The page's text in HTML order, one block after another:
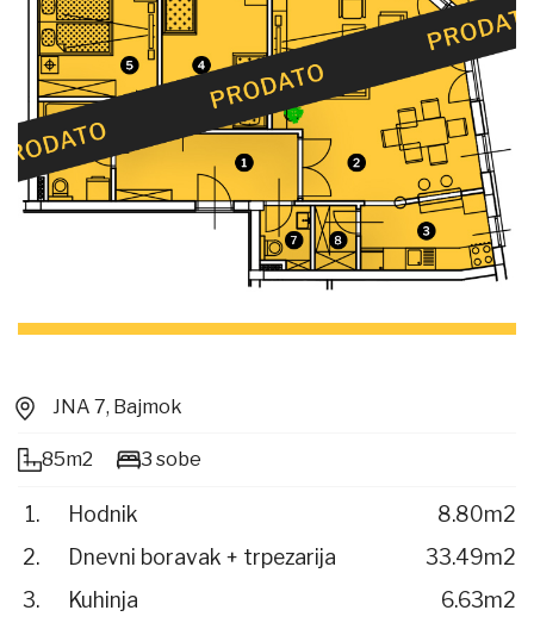
JNA 7, Bajmok
85m2 3 sobe
Hodnik
8.80m2
Dnevni boravak + trpezarija
33.49m2
Kuhinja
6.63m2